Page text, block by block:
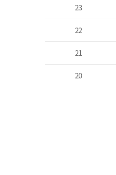
23
22
21
20